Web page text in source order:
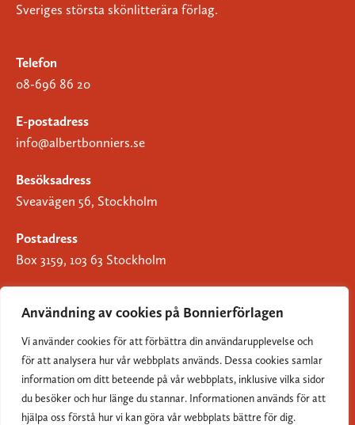
Användning av cookies på Bonnierförlagen
Vi använder cookies för att förbättra din användarupplevelse och
för att analysera hur vår webbplats används. Dessa cookies samlar
information om ditt beteende på vår webbplats, inklusive vilka sidor
du besöker och hur länge du stannar. Informationen används för att
hjälpa oss förstå hur vi kan göra vår webbplats bättre för dig.
Sveriges största skönlitterära förlag.
Telefon
08-696 86 20
E-postadress
info@albertbonniers.se
Besöksadress
Sveavägen 56, Stockholm
Postadress
Box 3159, 103 63 Stockholm
Om Bonnierförlagen
Cookies
Integritetspolicy